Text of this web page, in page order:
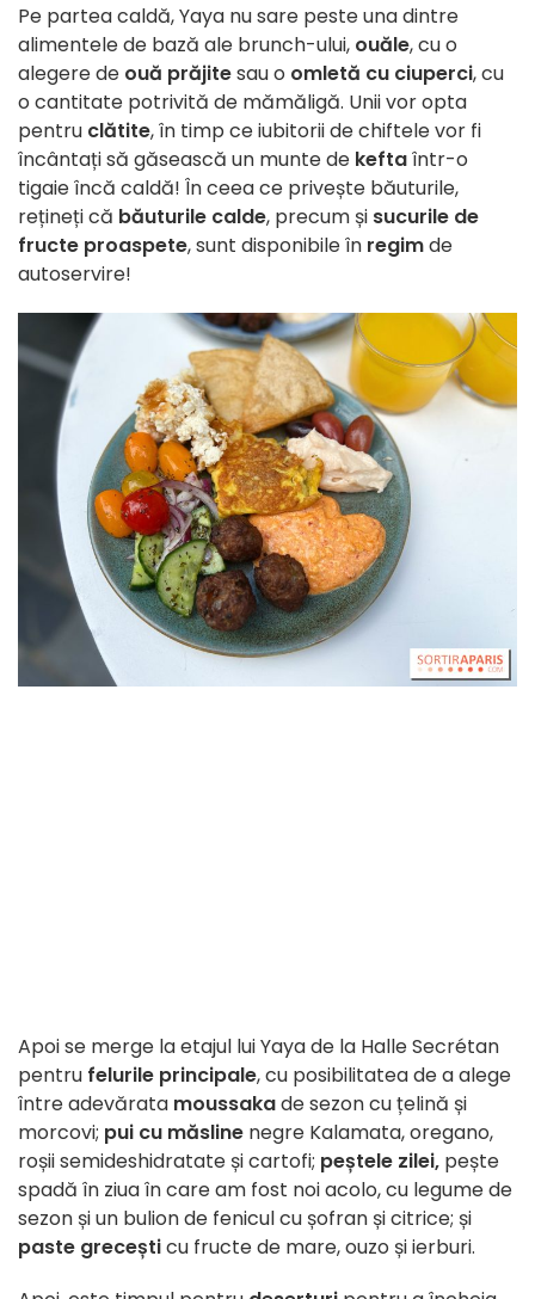
Pe partea caldă, Yaya nu sare peste una dintre
alimentele de bază ale brunch-ului, ouăle, cu o
alegere de ouă prăjitesau o omletă cu ciuperci, cu
o cantitate potrivită de mămăligă. Unii vor opta
pentru clătite, în timp ce iubitorii de chiftele vor fi
încântați să găsească un munte de keftaîntr-o
tigaie încă caldă! În ceea ce privește băuturile,
rețineți că băuturile calde, precum și sucurile de
fructe proaspete, sunt disponibile în regimde
autoservire!
Apoi se merge la etajul lui Yaya de la Halle Secrétan
pentru felurile principale, cu posibilitatea de a alege
între adevărata moussakade sezon cu țelină și
morcovi; pui cu măsline negre Kalamata, oregano,
roșii semideshidratate și cartofi; peștele zilei, pește
spadă în ziua în care am fost noi acolo, cu legume de
sezon și un bulion de fenicul cu șofran și citrice; și
paste greceșticu fructe de mare, ouzo și ierburi.